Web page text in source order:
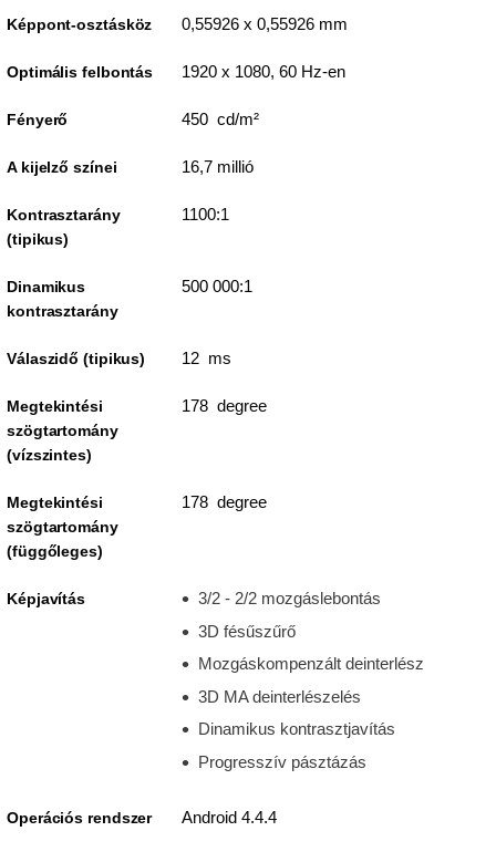
Képpont-osztásköz 0,55926 x 0,55926 mm
Optimális felbontás 1920 x 1080, 60 Hz-en
Fényerő 450 cd/m²
A kijelző színei 16,7 millió
Kontrasztarány
(tipikus)
1100:1
Dinamikus
kontrasztarány
500 000:1
Válaszidő (tipikus) 12 ms
Megtekintési
szögtartomány
(vízszintes)
178 degree
Megtekintési
szögtartomány
(függőleges)
178 degree
Képjavítás
3/2 - 2/2 mozgáslebontás
3D fésűszűrő
Mozgáskompenzált deinterlész
3D MA deinterlészelés
Dinamikus kontrasztjavítás
Progresszív pásztázás
Operációs rendszer Android 4.4.4